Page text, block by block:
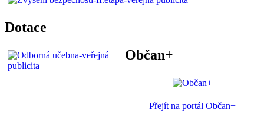
Dotace
Občan+
Přejít na portál Občan+